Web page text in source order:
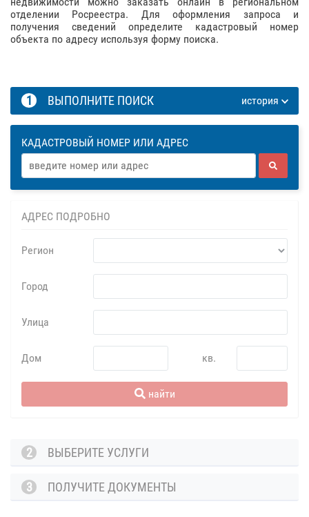
отделении Росреестра. Для оформления запроса и
получения сведений определите кадастровый номер
объекта по адресу используя форму поиска.
1 ВЫПОЛНИТЕ ПОИСК история
КАДАСТРОВЫЙ НОМЕР ИЛИ АДРЕС
АДРЕС ПОДРОБНО
Регион
Город
Улица
Дом кв.
найти
2 ВЫБЕРИТЕ УСЛУГИ
3 ПОЛУЧИТЕ ДОКУМЕНТЫ